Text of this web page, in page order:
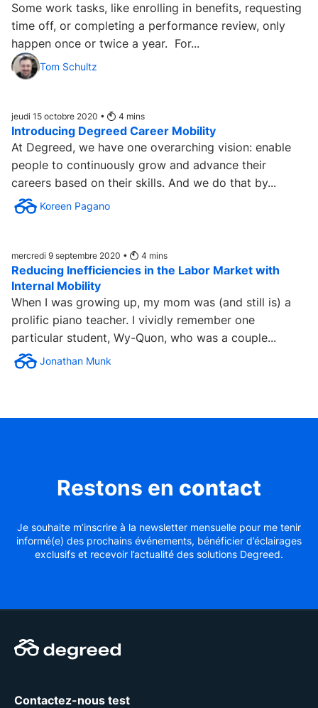
Some work tasks, like enrolling in benefits, requesting
time off, or completing a performance review, only
happen once or twice a year. For...
Tom Schultz
jeudi 15 octobre 2020 • 4 mins
Introducing Degreed Career Mobility
At Degreed, we have one overarching vision: enable
people to continuously grow and advance their
careers based on their skills. And we do that by...
Koreen Pagano
mercredi 9 septembre 2020 • 4 mins
Reducing Inefficiencies in the Labor Market with
Internal Mobility
When I was growing up, my mom was (and still is) a
prolific piano teacher. I vividly remember one
particular student, Wy-Quon, who was a couple...
Jonathan Munk
Restons en contact
Je souhaite m’inscrire à la newsletter mensuelle pour me tenir
informé(e) des prochains événements, bénéficier d’éclairages
exclusifs et recevoir l’actualité des solutions Degreed.
Contactez-nous test